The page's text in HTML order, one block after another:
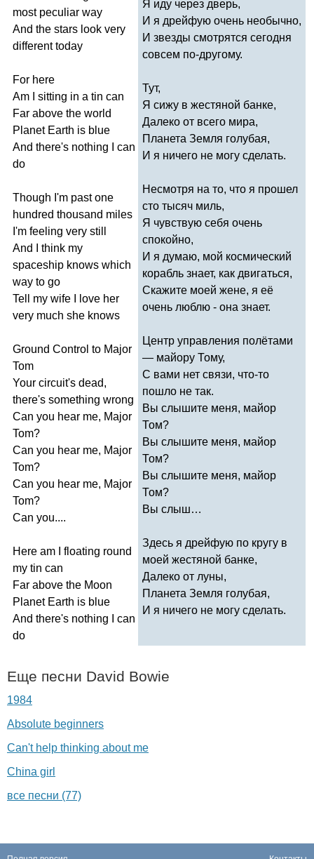
most peculiar way
And the stars look very
different today
For here
Am
sitting in a tin can
Far above the world
Planet Earth is blue
And there's nothing
can
do
Though I'm past one
hundred thousand miles
I'm feeling very still
And
think my
spaceship knows which
way to go
Tell
my wife love her
very much she knows
Ground Control to Major
Tom
Your circuit's dead,
there's something wrong
Can you hear me, Major
Tom?
Can you hear me, Major
Tom?
Can you hear me, Major
Tom?
Can you....
Here am floating round
my tin can
Far above the Moon
Planet Earth is blue
And there's nothing
can
do
Я иду через дверь,
И я дрейфую очень необычно,
И звезды смотрятся сегодня
совсем по-другому.
Тут,
Я сижу в жестяной банке,
Далеко от всего мира,
Планета Земля голубая,
И я ничего не могу сделать.
Несмотря на то, что я прошел
сто тысяч миль,
Я чувствую себя очень
спокойно,
И я думаю, мой космический
корабль знает, как двигаться,
Скажите моей жене, я её
очень люблю - она знает.
Центр управления полётами
— майору Тому,
С вами нет связи, что-то
пошло не так.
Вы слышите меня, майор
Том?
Вы слышите меня, майор
Том?
Вы слышите меня, майор
Том?
Вы слыш…
Здесь я дрейфую по кругу в
моей жестяной банке,
Далеко от луны,
Планета Земля голубая,
И я ничего не могу сделать.
Еще песни David Bowie
1984
Absolute beginners
Can't help thinking about me
China girl
все песни (77)